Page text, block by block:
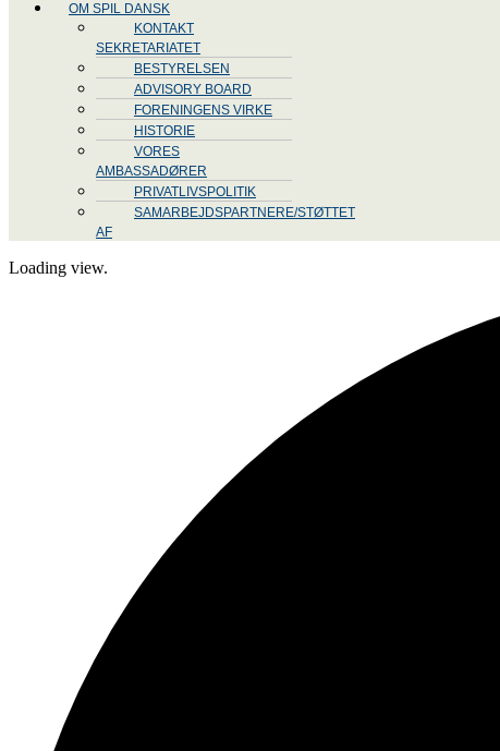
OM SPIL DANSK
KONTAKT
SEKRETARIATET
BESTYRELSEN
ADVISORY BOARD
FORENINGENS VIRKE
HISTORIE
VORES
AMBASSADØRER
PRIVATLIVSPOLITIK
SAMARBEJDSPARTNERE/STØTTET
AF
Loading view.